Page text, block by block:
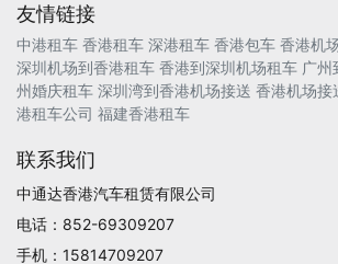
友情链接
中港租车 香港租车 深港租车 香港包车 香港机
深圳机场到香港租车 香港到深圳机场租车 广州
州婚庆租车 深圳湾到香港机场接送 香港机场接
港租车公司 福建香港租车
联系我们
中通达香港汽车租赁有限公司
电话：852-69309207
手机：15814709207